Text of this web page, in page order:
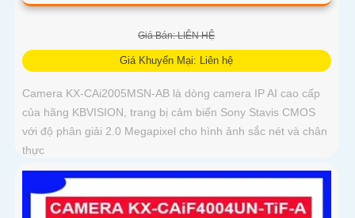
Giá Bán: LIÊN HỆ
Giá Khuyến Mại: Liên hệ
Camera KX-CAi2005MSN-AB là dòng camera IP AI cao cấp
của hãng KBVISION, trang bị cảm biến Sony Stavis CMOS
với độ phân giải 2.0 Megapixel cho hình ảnh sắc nét và chân
thực